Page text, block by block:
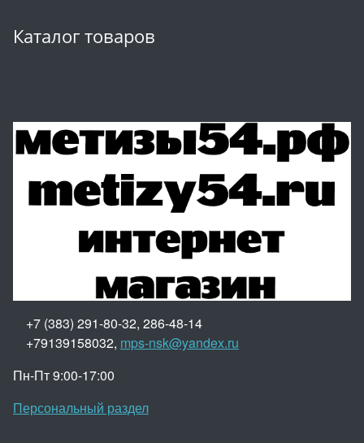
Каталог товаров
+7 (383) 291-80-32, 286-48-14
+79139158032, mps-nsk@yandex.ru
Пн-Пт 9:00-17:00
Персональный раздел